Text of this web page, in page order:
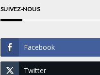
SUIVEZ-NOUS
Facebook
Twitter